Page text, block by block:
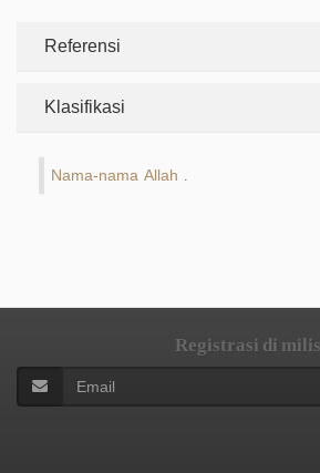
Referensi
Klasifikasi
Nama-nama Allah
Registrasi di milis